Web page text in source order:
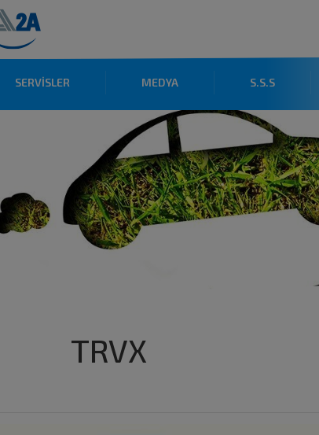
SERVİSLER MEDYA S.S.S
TRVX